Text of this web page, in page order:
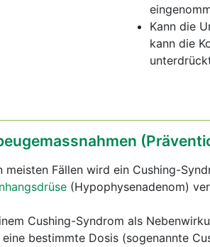
Kann die
kann die
meisten Fällen wird ein Cushing-
(Hypophysenadenom)
Cushing-Syndrom als
bestimmte Dosis (sogenannte